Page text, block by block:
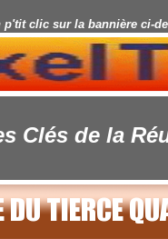
p'tit clic sur la bannière ci-
Clés de la